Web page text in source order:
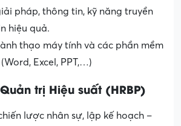
pháp, thông tin, kỹ năng truyền
hiệu quả.
thạo máy tính và các phần mềm
Excel, PPT,…)
trị Hiệu suất (HRBP)
lược nhân sự, lập kế hoạch –